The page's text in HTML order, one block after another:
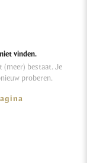
vinden.
(meer) bestaat. Je
proberen.